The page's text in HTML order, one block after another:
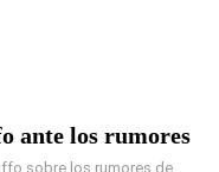
ante los rumores
sobre los rumores de